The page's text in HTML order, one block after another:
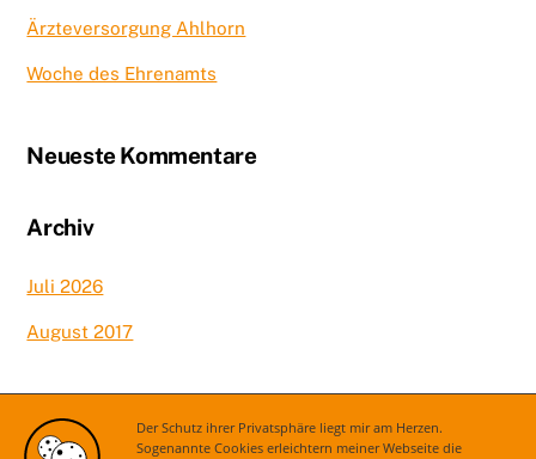
Der Schutz ihrer Privatsphäre liegt mir am Herzen.
Sogenannte Cookies erleichtern meiner Webseite die
Ärzteversorgung Ahlhorn
Woche des Ehrenamts
Neueste Kommentare
Archiv
Juli 2026
August 2017
Kategorien